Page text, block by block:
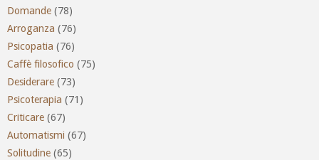
Domande (78)
Arroganza (76)
Psicopatia (76)
Caffè filosofico (75)
Desiderare (73)
Psicoterapia (71)
Criticare (67)
Automatismi (67)
Solitudine (65)